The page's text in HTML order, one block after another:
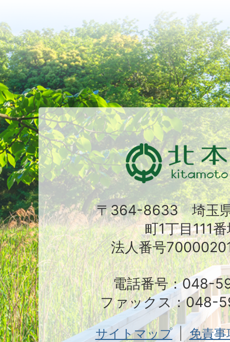
〒364-8633 埼玉
町1丁目111
法人番号
電話番号：048-
ファックス：048-
サイトマップ
免責